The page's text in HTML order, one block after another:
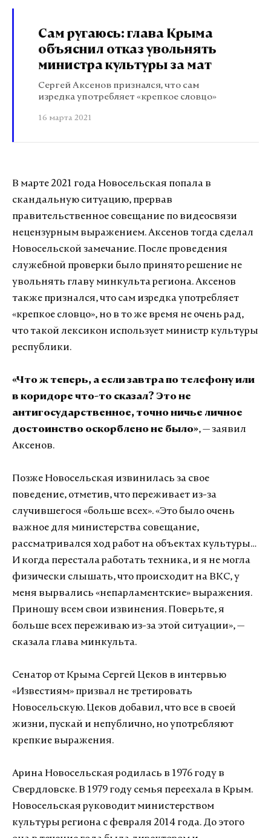
Сам ругаюсь: глава Крыма
объяснил отказ увольнять
министра культуры за мат
Сергей Аксенов признался, что сам
изредка употребляет «крепкое словцо»
16 марта 2021
В марте 2021 года Новосельская попала в
скандальную ситуацию, прервав
правительственное совещание по видеосвязи
нецензурным выражением. Аксенов тогда сделал
Новосельской замечание. После проведения
служебной проверки было принято решение не
увольнять главу минкульта региона. Аксенов
также признался, что сам изредка употребляет
«крепкое словцо», но в то же время не очень рад,
что такой лексикон использует министр культуры
республики.
«Что ж теперь, а если завтра по телефону или
в коридоре что-то сказал? Это не
антигосударственное, точно ничье личное
достоинство оскорблено не было», — заявил
Аксенов.
Позже Новосельская извинилась за свое
поведение, отметив, что переживает из-за
случившегося «больше всех». «Это было очень
важное для министерства совещание,
рассматривался ход работ на объектах культуры…
И когда перестала работать техника, и я не могла
физически слышать, что происходит на ВКС, у
меня вырвались «непарламентские» выражения.
Приношу всем свои извинения. Поверьте, я
больше всех переживаю из-за этой ситуации», —
сказала глава минкульта.
Сенатор от Крыма Сергей Цеков в интервью
«Известиям» призвал не третировать
Новосельскую. Цеков добавил, что все в своей
жизни, пускай и непублично, но употребляют
крепкие выражения.
Арина Новосельская родилась в 1976 году в
Свердловске. В 1979 году семья переехала в Крым.
Новосельская руководит министерством
культуры региона с февраля 2014 года. До этого